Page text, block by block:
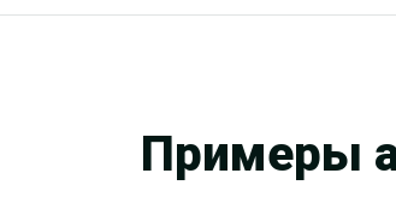
Примеры